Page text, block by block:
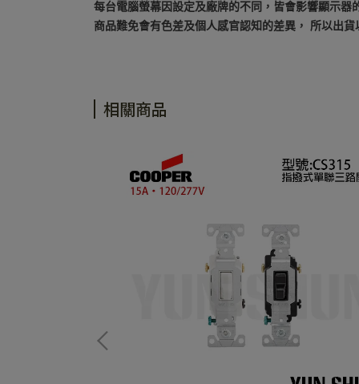
每台電腦螢幕因設定及廠牌的不同，皆會影響顯示器
商品難免會有色差及個人感官認知的差異， 所以出
相關商品